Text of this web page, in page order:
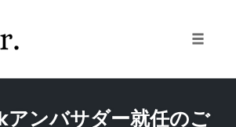
ンバサダー就任のご